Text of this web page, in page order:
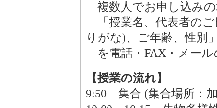
複数人でお申し込み
「授業名、代表者の
りがな)、ご年齢、性別
を電話・FAX・メー
【授業の流れ】
9:50 集合 (集合場所：